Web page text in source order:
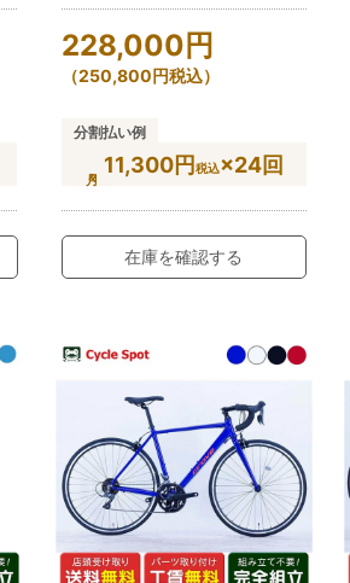
228,000 円
（250,800円税込）
分割払い例
11,300円税込×24回
在庫を確認する